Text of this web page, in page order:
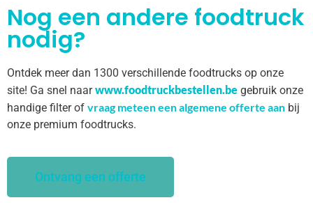
Nog een andere foodtruck
nodig?
Ontdek meer dan 1300 verschillende foodtrucks op onze
site! Ga snel naarwww.foodtruckbestellen.be gebruik onze
handige filter of vraag meteen een algemene offerte aan bij
onze premium foodtrucks.
Ontvang een offerte